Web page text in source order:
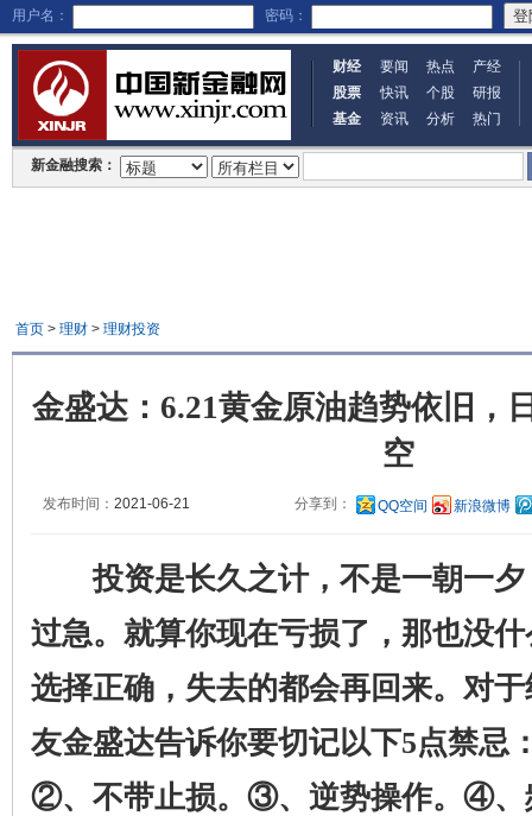
用户名： 密码：
财经 要闻 热点
产经
股票
快讯 个股
研报
基金
资讯 分析 热门
新金融搜索：
首页> 理财> 理财投资
金盛达：6.21黄金原油趋势依旧，
空
发布时间： 2021-06-21 分享到： QQ空间 新浪微博
投资是长久之计，不是一朝一夕
过急。就算你现在亏损了，那也没
选择正确，失去的都会再回来。对
友金盛达告诉你要切记以下5点禁忌
②、不带止损。③、逆势操作。④